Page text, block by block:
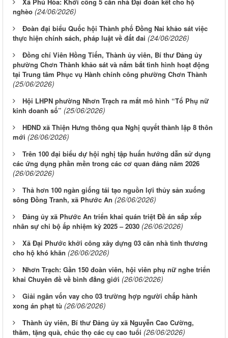
nghèo (24/06/2026)
Đoàn đại biểu Quốc hội Thành phố Đồng Nai khảo sát việc
thực hiện chính sách, pháp luật về đất đai (24/06/2026)
Đồng chí Viên Hồng Tiến, Thành ủy viên, Bí thư Đảng ủy
phường Chơn Thành khảo sát và nắm bắt tình hình hoạt động
tại Trung tâm Phục vụ Hành chính công phường Chơn Thành
(25/06/2026)
Hội LHPN phường Nhơn Trạch ra mắt mô hình “Tổ Phụ nữ
kinh doanh số” (25/06/2026)
HĐND xã Thiện Hưng thông qua Nghị quyết thành lập 8 thôn
mới (26/06/2026)
Trên 100 đại biểu dự hội nghị tập huấn hướng dẫn sử dụng
các ứng dụng phần mền trong các cơ quan đảng năm 2026
(26/06/2026)
Thả hơn 100 ngàn giống tái tạo nguồn lợi thủy sản xuống
sông Đồng Tranh, xã Phước An (26/06/2026)
Đảng ủy xã Phước An triển khai quán triệt Đề án sắp xếp
nhân sự chi bộ ấp nhiệm kỳ 2025 – 2030 (26/06/2026)
Xã Đại Phước khởi công xây dựng 03 căn nhà tình thương
cho hộ khó khăn (26/06/2026)
Nhơn Trạch: Gần 150 đoàn viên, hội viên phụ nữ nghe triển
khai Chuyên đề về bình đẳng giới (26/06/2026)
Giải ngân vốn vay cho 03 trường hợp người chấp hành
xong án phạt tù (26/06/2026)
Thành ủy viên, Bí thư Đảng ủy xã Nguyễn Cao Cường,
thăm, tặng quà, chúc thọ các cụ cao tuổi (26/06/2026)